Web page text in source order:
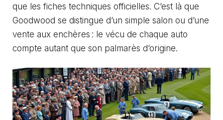
que les fiches techniques officielles. C’est là que
Goodwood se distingue d’un simple salon ou d’une
vente aux enchères : le vécu de chaque auto
compte autant que son palmarès d’origine.